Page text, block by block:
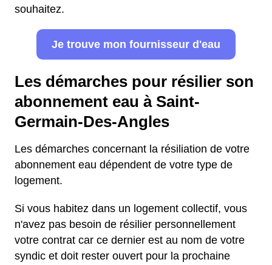
souhaitez.
Je trouve mon fournisseur d'eau
Les démarches pour résilier son
abonnement eau à Saint-
Germain-Des-Angles
Les démarches concernant la résiliation de votre
abonnement eau dépendent de votre type de
logement.
Si vous habitez dans un logement collectif, vous
n'avez pas besoin de résilier personnellement
votre contrat car ce dernier est au nom de votre
syndic et doit rester ouvert pour la prochaine